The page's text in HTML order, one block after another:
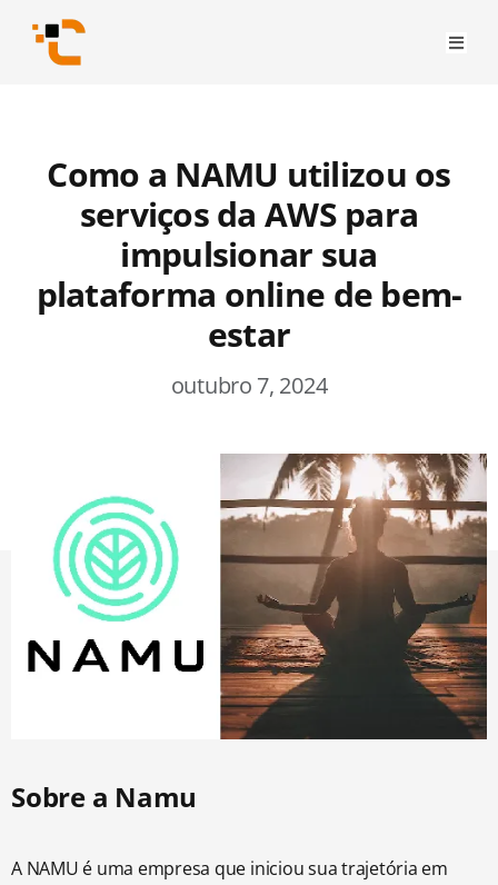
Como a NAMU utilizou os
serviços da AWS para
impulsionar sua
plataforma online de bem-
estar
outubro 7, 2024
Sobre a Namu
A NAMU é uma empresa que iniciou sua trajetória em